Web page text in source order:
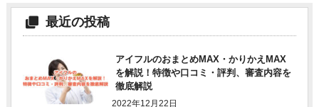
最近の投稿
アイフルのおまとめMAX・かりかえMAX
を解説！特徴や口コミ・評判、審査内容を
徹底解説
2022年12月22日